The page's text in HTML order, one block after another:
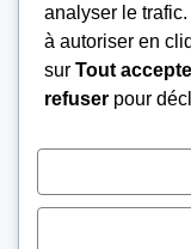
Nous
Mentions
À propos
analyser le
à autoriser en
sur Tout
refuser pour